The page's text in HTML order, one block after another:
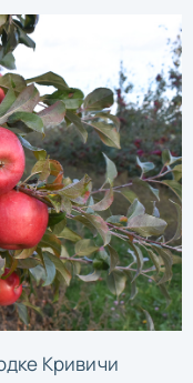
Кривичи